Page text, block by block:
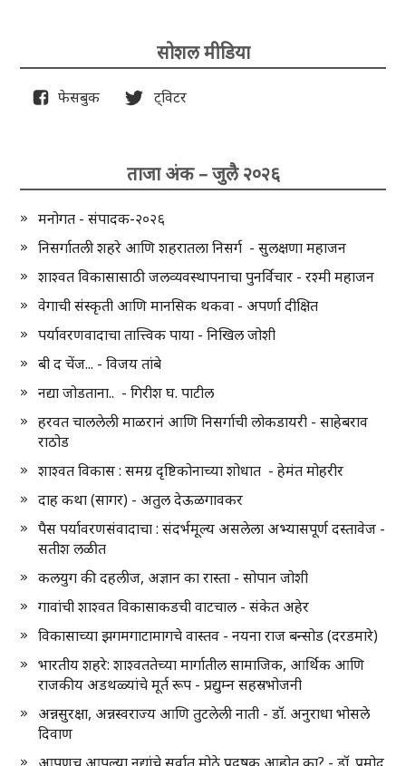
सोशल मीडिया
फेसबुक ट्विटर
ताजा अंक – जुलै २०२६
मनोगत - संपादक-२०२६
निसर्गातली शहरे आणि शहरातला निसर्ग - सुलक्षणा महाजन
शाश्वत विकासासाठी जलव्यवस्थापनाचा पुनर्विचार - रश्मी महाजन
वेगाची संस्कृती आणि मानसिक थकवा - अपर्णा दीक्षित
पर्यावरणवादाचा तात्त्विक पाया - निखिल जोशी
बी द चेंज... - विजय तांबे
नद्या जोडताना.. - गिरीश घ. पाटील
हरवत चाललेली माळरानं आणि निसर्गाची लोकडायरी - साहेबराव
राठोड
शाश्वत विकास : समग्र दृष्टिकोनाच्या शोधात - हेमंत मोहरीर
दाह कथा (सागर) - अतुल देऊळगावकर
पैस पर्यावरणसंवादाचा : संदर्भमूल्य असलेला अभ्यासपूर्ण दस्तावेज -
सतीश लळीत
कलयुग की दहलीज, अज्ञान का रास्ता - सोपान जोशी
गावांची शाश्वत विकासाकडची वाटचाल - संकेत अहेर
विकासाच्या झगमगाटामागचे वास्तव - नयना राज बन्सोड (दरडमारे)
भारतीय शहरे: शाश्वततेच्या मार्गातील सामाजिक, आर्थिक आणि
राजकीय अडथळ्यांचे मूर्त रूप - प्रद्युम्न सहस्रभोजनी
अन्नसुरक्षा, अन्नस्वराज्य आणि तुटलेली नाती - डॉ. अनुराधा भोसले
दिवाण